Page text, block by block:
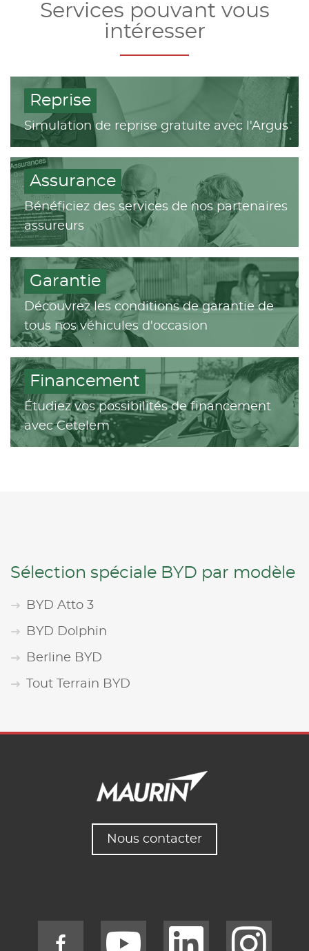
Services pouvant vous
intéresser
Reprise
Simulation de reprise gratuite avec l'Argus
Assurance
Bénéficiez des services de nos partenaires
assureurs
Garantie
Découvrez les conditions de garantie de
tous nos véhicules d'occasion
Financement
Étudiez vos possibilités de financement
avec Cetelem
Sélection spéciale BYD par modèle
BYD Atto 3
BYD Dolphin
Berline BYD
Tout Terrain BYD
Nous contacter